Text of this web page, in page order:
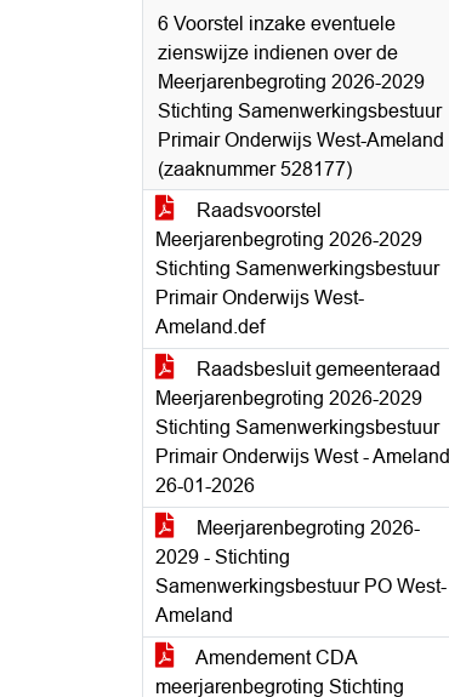
6 Voorstel inzake eventuele
zienswijze indienen over de
Meerjarenbegroting 2026-2029
Stichting Samenwerkingsbestuur
Primair Onderwijs West-Ameland
(zaaknummer 528177)
Raadsvoorstel
Meerjarenbegroting 2026-2029
Stichting Samenwerkingsbestuur
Primair Onderwijs West-
Ameland.def
Raadsbesluit gemeenteraad
Meerjarenbegroting 2026-2029
Stichting Samenwerkingsbestuur
Primair Onderwijs West - Ameland
26-01-2026
Meerjarenbegroting 2026-
2029 - Stichting
Samenwerkingsbestuur PO West-
Ameland
Amendement CDA
meerjarenbegroting Stichting